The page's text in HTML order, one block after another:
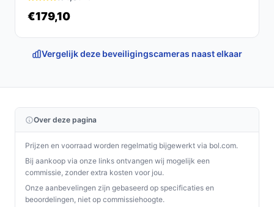
€179,10
Vergelijk deze beveiligingscameras naast elkaar
Over deze pagina
Prijzen en voorraad worden regelmatig bijgewerkt via bol.com.
Bij aankoop via onze links ontvangen wij mogelijk een
commissie, zonder extra kosten voor jou.
Onze aanbevelingen zijn gebaseerd op specificaties en
beoordelingen, niet op commissiehoogte.